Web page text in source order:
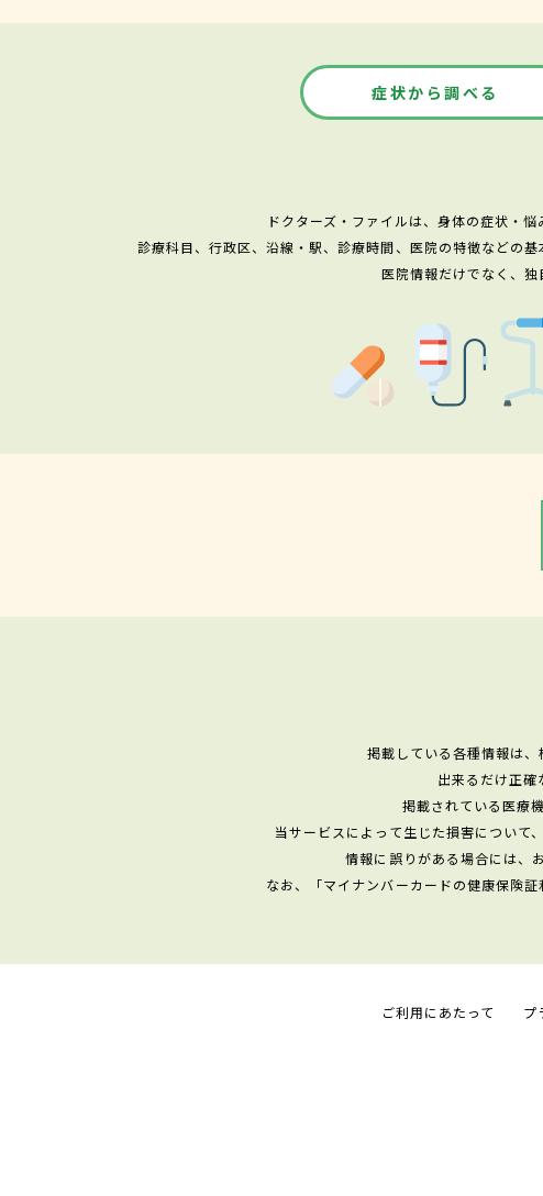
症状から調べる
ドクターズ・ファイルは、身体の症状・
診療科目、行政区、沿線・駅、診療時間、医院の特徴などの
医院情報だけでなく、
掲載している各種情報は
出来るだけ正確
掲載されている医療
当サービスによって生じた損害について
情報に誤りがある場合には、
なお、「マイナンバーカードの健康保険
ご利用にあたって プ